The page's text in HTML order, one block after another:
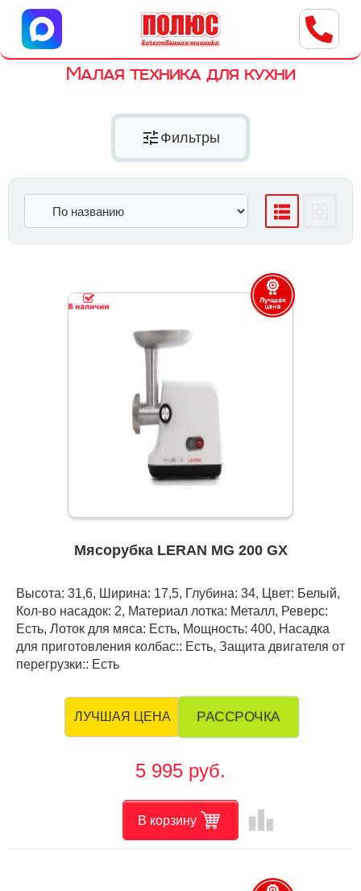
Центр бытовой техники
г. Ульяновск, ул. Пушкарева, 8a
Малая техника для кухни
tune Фильтры
Мясорубка LERAN MG 200 GX
Высота: 31,6, Ширина: 17,5, Глубина: 34, Цвет: Белый,
Кол-во насадок: 2, Материал лотка: Металл, Реверс:
Есть, Лоток для мяса: Есть, Мощность: 400, Насадка
для приготовления колбас:: Есть, Защита двигателя от
перегрузки:: Есть
ЛУЧШАЯ ЦЕНА РАССРОЧКА
5 995 руб.
В корзину leaderboard